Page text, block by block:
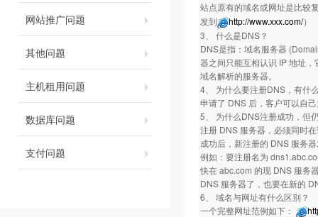
网站推广问题
其他问题
主机租用问题
数据库问题
支付问题
站点原有的域名或网址是比较
发到
http://www.xxx.com/）
3、 什么是DNS？
DNS是指：域名服务器
器之间只能互相认识 IP 地址
域名解析的服务器。
4、 为什么要注册DNS，有什
申请了 DNS 后，客户可以自
5、 为什么DNS注册成功，但
注册 DNS 服务器，必须同时
成功后，新注册的 DNS 服务
例如：要注册名为
快在 abc.com 的现 DNS 服务
DNS 服务器了，也要在新的
6、 域名与网址有什么区别？
一个完整网址范例如下：